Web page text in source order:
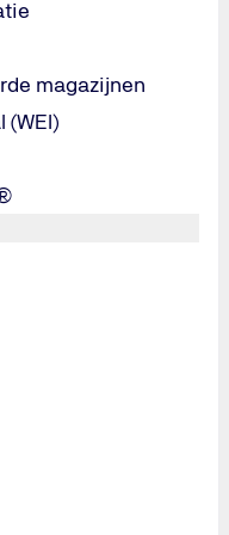
magazijnen
certificaat
en deskundig